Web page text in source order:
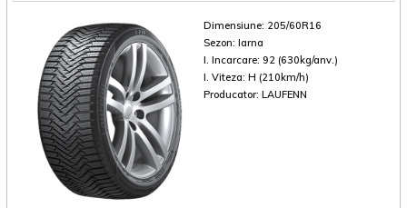
Dimensiune: 205/60R16
Sezon: Iarna
I. Incarcare: 92 (630kg/anv.)
I. Viteza: H (210km/h)
Producator: LAUFENN